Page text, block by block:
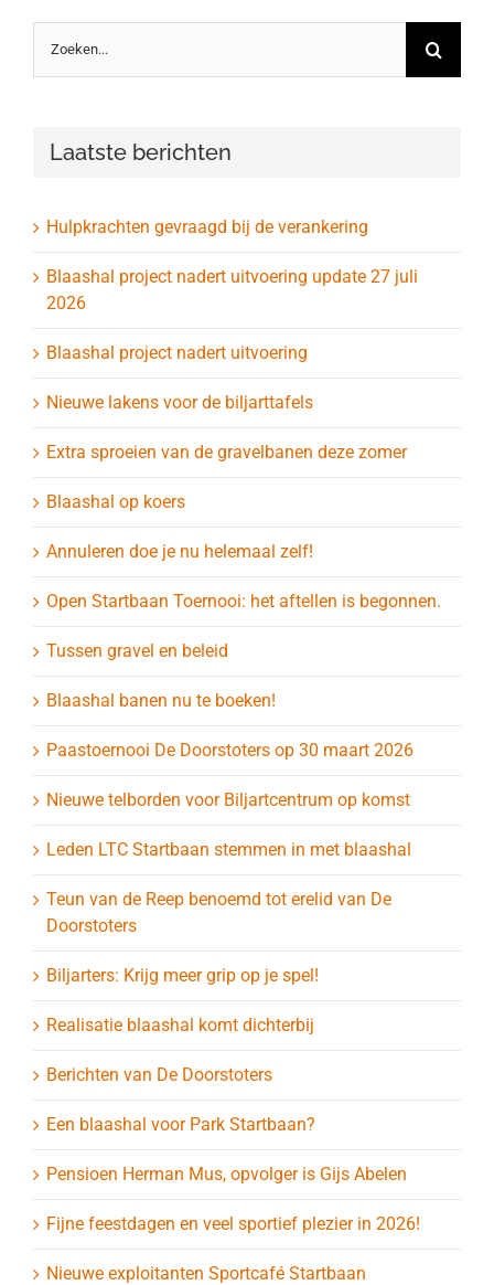
naar:
Laatste berichten
Hulpkrachten gevraagd bij de verankering
Blaashal project nadert uitvoering update 27 juli
2026
Blaashal project nadert uitvoering
Nieuwe lakens voor de biljarttafels
Extra sproeien van de gravelbanen deze zomer
Blaashal op koers
Annuleren doe je nu helemaal zelf!
Open Startbaan Toernooi: het aftellen is begonnen.
Tussen gravel en beleid
Blaashal banen nu te boeken!
Paastoernooi De Doorstoters op 30 maart 2026
Nieuwe telborden voor Biljartcentrum op komst
Leden LTC Startbaan stemmen in met blaashal
Teun van de Reep benoemd tot erelid van De
Doorstoters
Biljarters: Krijg meer grip op je spel!
Realisatie blaashal komt dichterbij
Berichten van De Doorstoters
Een blaashal voor Park Startbaan?
Pensioen Herman Mus, opvolger is Gijs Abelen
Fijne feestdagen en veel sportief plezier in 2026!
Nieuwe exploitanten Sportcafé Startbaan